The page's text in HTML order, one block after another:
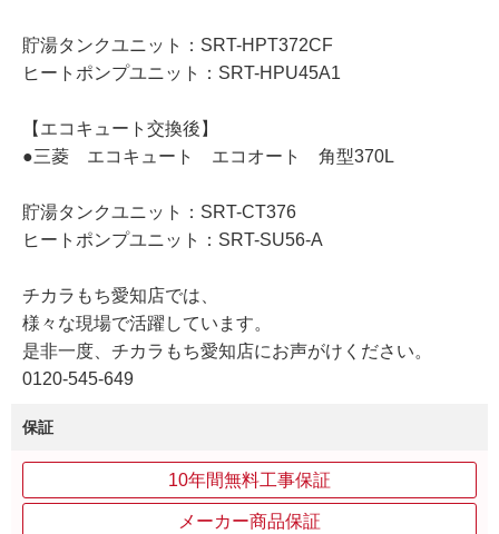
貯湯タンクユニット：SRT-HPT372CF
ヒートポンプユニット：SRT-HPU45A1
【エコキュート交換後】
●三菱 エコキュート エコオート 角型370L
貯湯タンクユニット：SRT-CT376
ヒートポンプユニット：SRT-SU56-A
チカラもち愛知店では、
様々な現場で活躍しています。
是非一度、チカラもち愛知店にお声がけください。
0120-545-649
保証
10年間無料工事保証
メーカー商品保証